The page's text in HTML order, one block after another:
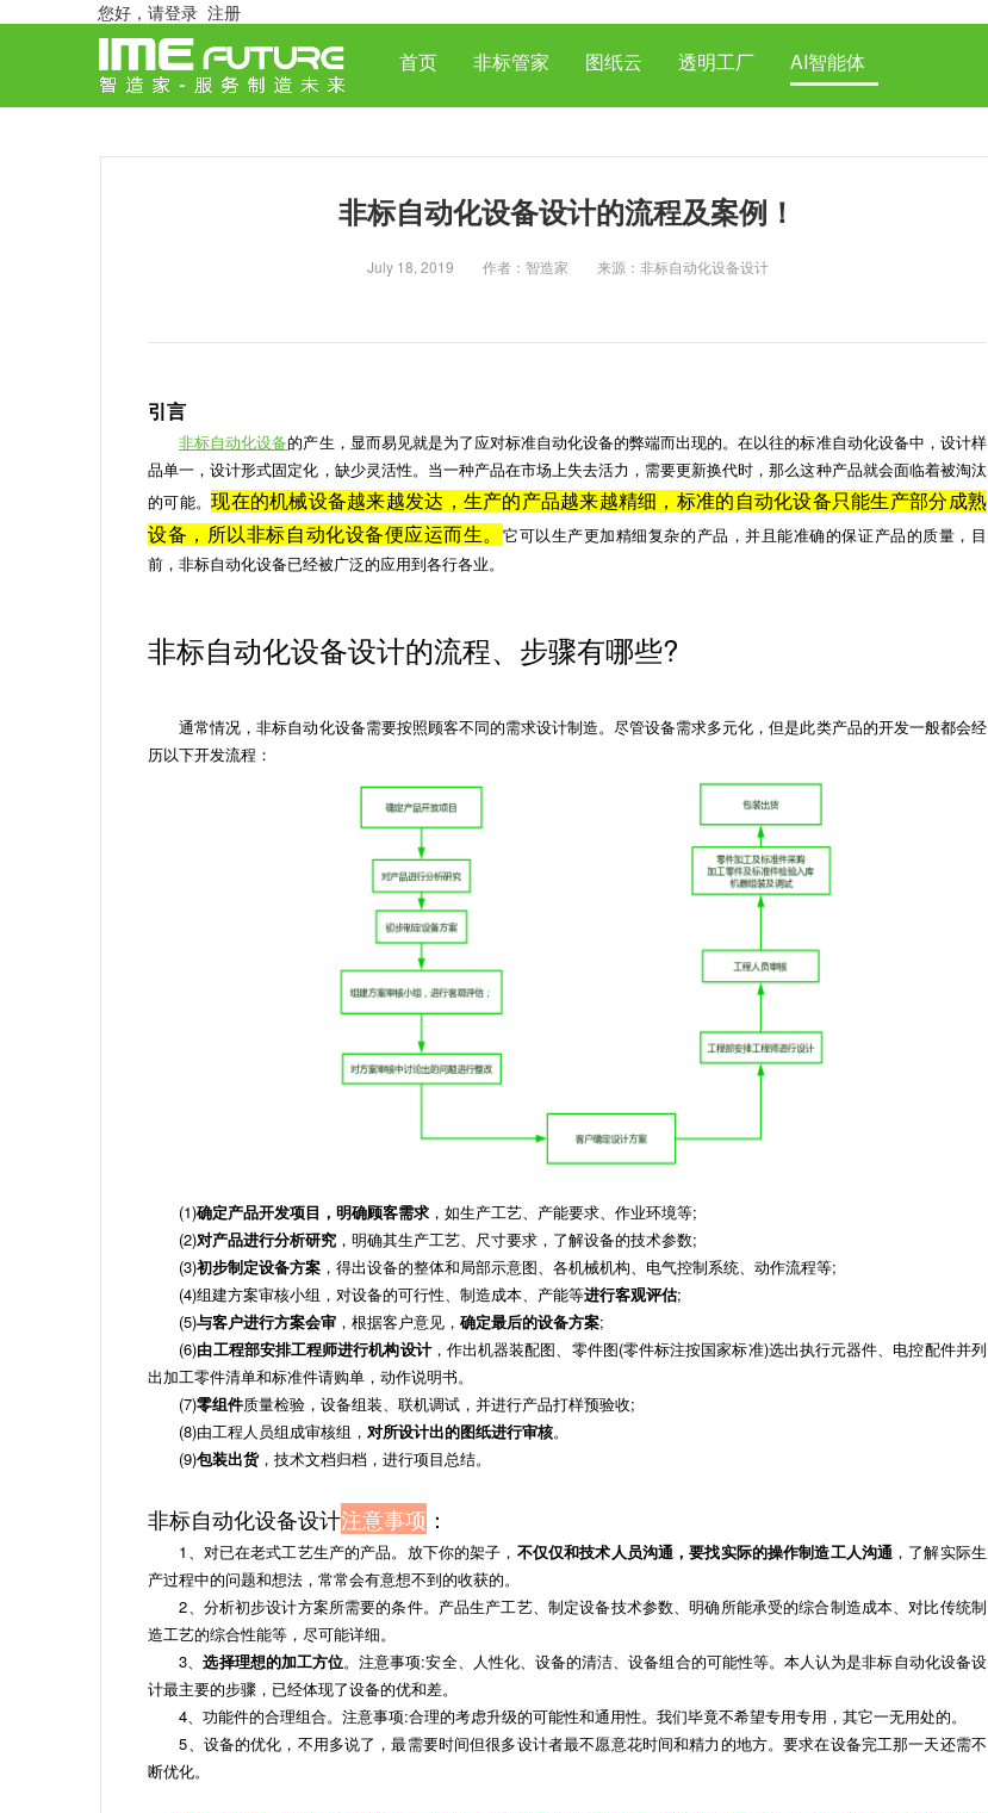
您好， 请登录 注册
首页 非标管家 图纸云 透明工厂 AI智能体
非标自动化设备设计的流程及案例！
July 18, 2019 作者：智造家 来源：非标自动化设备设计
引言
非标自动化设备的产生，显而易见就是为了应对标准自动化设备的弊端而出现的。在以往的标准自动化设备中，设计样
品单一，设计形式固定化，缺少灵活性。当一种产品在市场上失去活力，需要更新换代时，那么这种产品就会面临着被淘汰
的可能。现在的机械设备越来越发达，生产的产品越来越精细，标准的自动化设备只能生产部分成熟
设备，所以非标自动化设备便应运而生。它可以生产更加精细复杂的产品，并且能准确的保证产品的质量，目
前，非标自动化设备已经被广泛的应用到各行各业。
非标自动化设备设计的流程、步骤有哪些?
通常情况，非标自动化设备需要按照顾客不同的需求设计制造。尽管设备需求多元化，但是此类产品的开发一般都会经
历以下开发流程：
(1)确定产品开发项目，明确顾客需求 ，如生产工艺、产能要求、作业环境等;
(2)对产品进行分析研究 ，明确其生产工艺、尺寸要求，了解设备的技术参数;
(3)初步制定设备方案 ，得出设备的整体和局部示意图、各机械机构、电气控制系统、动作流程等;
(4)组建方案审核小组，对设备的可行性、制造成本、产能等进行客观评估;
(5)与客户进行方案会审 ，根据客户意见，确定最后的设备方案;
(6)由工程部安排工程师进行机构设计，作出机器装配图、零件图(零件标注按国家标准)选出执行元器件、电控配件并列
出加工零件清单和标准件请购单，动作说明书。
(7)零组件质量检验，设备组装、联机调试，并进行产品打样预验收;
(8)由工程人员组成审核组，对所设计出的图纸进行审核。
(9)包装出货，技术文档归档，进行项目总结。
非标自动化设备设计注意事项 ：
1、对已在老式工艺生产的产品。放下你的架子， 不仅仅和技术人员沟通，要找实际的操作制造工人沟通 ，了解实际生
产过程中的问题和想法，常常会有意想不到的收获的。
2、分析初步设计方案所需要的条件。产品生产工艺、制定设备技术参数、明确所能承受的综合制造成本、对比传统制
造工艺的综合性能等，尽可能详细。
3、选择理想的加工方位。注意事项:安全、人性化、设备的清洁、设备组合的可能性等。本人认为是非标自动化设备设
计最主要的步骤，已经体现了设备的优和差。
4、功能件的合理组合。注意事项:合理的考虑升级的可能性和通用性。我们毕竟不希望专用专用，其它一无用处的。
5、设备的优化，不用多说了，最需要时间但很多设计者最不愿意花时间和精力的地方。要求在设备完工那一天还需不
断优化。